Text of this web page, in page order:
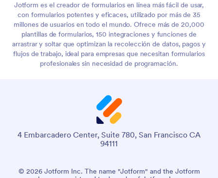
Jotform es el creador de formularios en línea más fácil de usar,
con formularios potentes y eficaces, utilizado por más de 35
millones de usuarios en todo el mundo. Ofrece más de 20,000
plantillas de formularios, 150 integraciones y funciones de
arrastrar y soltar que optimizan la recolección de datos, pagos y
flujos de trabajo, ideal para empresas que necesitan formularios
profesionales sin necesidad de programación.
4 Embarcadero Center, Suite 780, San Francisco CA
94111
© 2026 Jotform Inc. The name "Jotform" and the Jotform